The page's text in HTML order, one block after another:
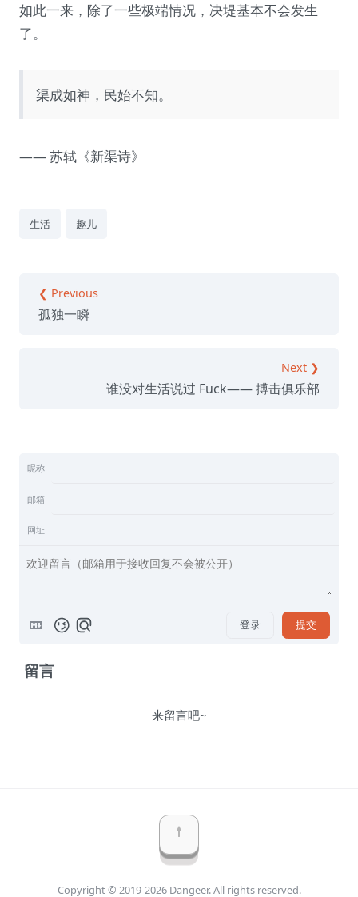
如此一来，除了一些极端情况，决堤基本不会发生
了。
渠成如神，民始不知。
—— 苏轼《新渠诗》
生活 趣儿
❮ Previous
孤独一瞬
Next ❯
谁没对生活说过 Fuck—— 搏击俱乐部
昵称
邮箱
网址
登录 提交
留言
来留言吧~
Copyright © 2019-2026 Dangeer. All rights reserved.